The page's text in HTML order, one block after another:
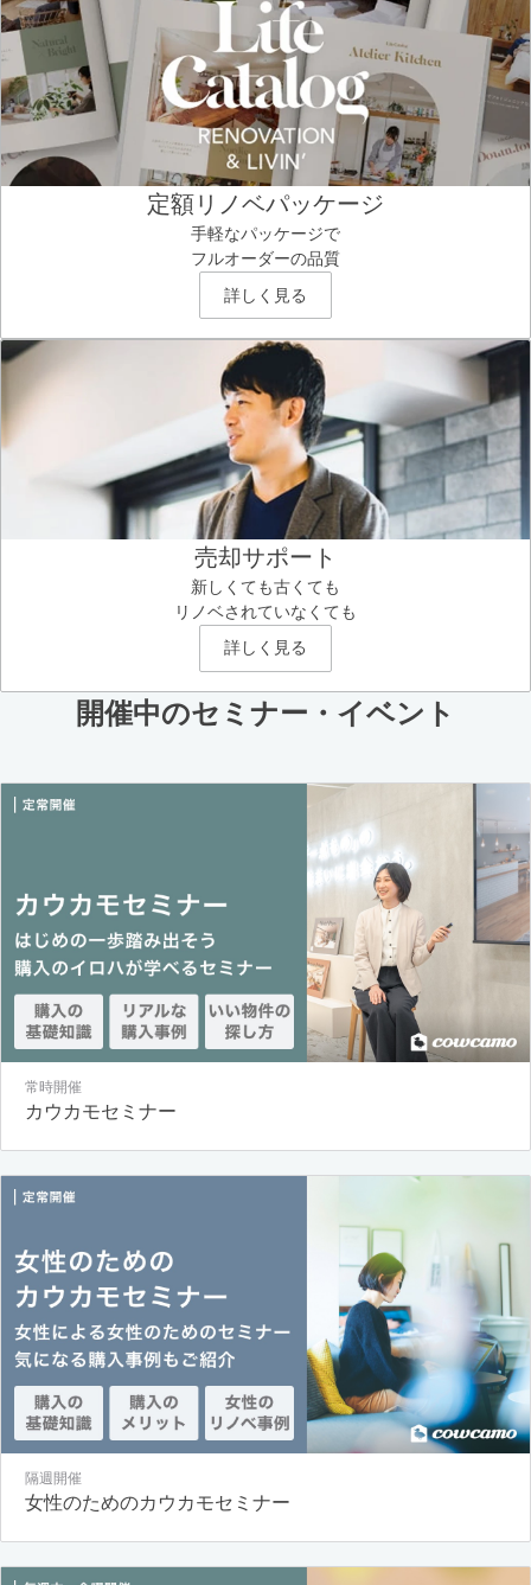
定額リノベパッケージ
手軽なパッケージで
フルオーダーの品質
詳しく見る
売却サポート
新しくても古くても
リノベされていなくても
詳しく見る
開催中のセミナー・イベント
常時開催
カウカモセミナー
隔週開催
女性のためのカウカモセミナー